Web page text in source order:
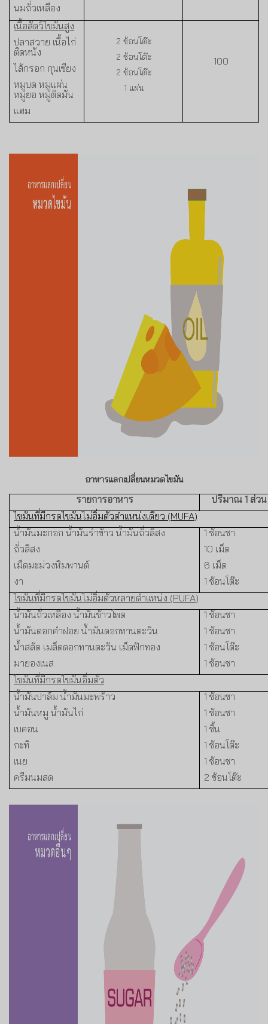
นมถั่วเหลือง
เนื้อสัตว์ไขมันสูง
ปลาสวาย เนื้อไก่
ติดหนัง
ไส้กรอก กุนเชียง
หมูบด หมูแผ่น
หมูยอ หมูติดมัน
แฮม
2 ช้อนโต๊ะ
2 ช้อนโต๊ะ
2 ช้อนโต๊ะ
1 แผ่น
100
อาหารแลกเปลี่ยนหมวดไขมัน
รายการอาหาร ปริมาณ 1 ส่วน
ไขมันที่มีกรดไขมันไม่อิ่มตัวตำแหน่งเดียว (MUFA)
น้ำมันมะกอก น้ำมันรำข้าว น้ำมันถั่วลิสง
ถั่วลิสง
เม็ดมะม่วงหิมพานต์
งา
1ช้อนชา
10 เม็ด
6 เม็ด
1ช้อนโต๊ะ
ไขมันที่มีกรดไขมันไม่อิ่มตัวหลายตำแหน่ง (PUFA)
น้ำมันถั่วเหลือง น้ำมันข้าวโพด
น้ำมันดอกคำฝอย น้ำมันดอกทานตะวัน
น้ำสลัด เมล็ดดอกทานตะวัน เม็ดฟักทอง
มายองเนส
1ช้อนชา
1ช้อนชา
1ช้อนโต๊ะ
1ช้อนชา
ไขมันที่มีกรดไขมันอิ่มตัว
น้ำมันปาล์ม น้ำมันมะพร้าว
น้ำมันหมู น้ำมันไก่
เบคอน
กะทิ
เนย
ครีมนมสด
1ช้อนชา
1ช้อนชา
1ชิ้น
1ช้อนโต๊ะ
1ช้อนชา
2ช้อนโต๊ะ